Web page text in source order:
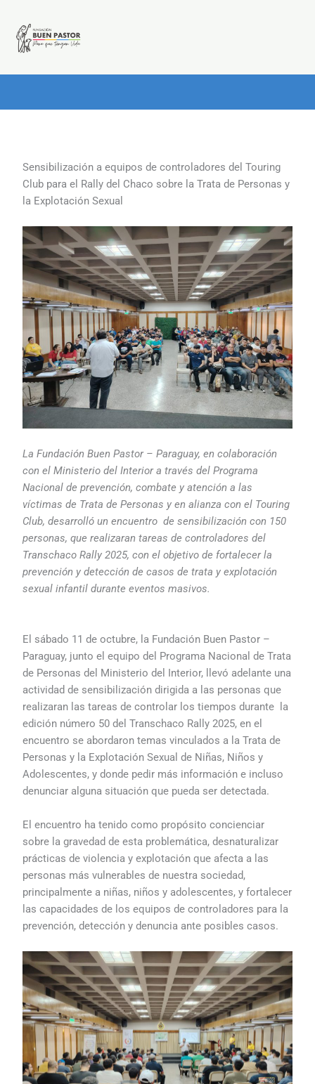
contenido
Sensibilización a equipos de controladores del Touring
Club para el Rally del Chaco sobre la Trata de Personas y
la Explotación Sexual
La Fundación Buen Pastor – Paraguay, en colaboración
con el Ministerio del Interior a través del Programa
Nacional de prevención, combate y atención a las
víctimas de Trata de Personas y en alianza con el Touring
Club, desarrolló un encuentro de sensibilización con 150
personas, que realizaran tareas de controladores del
Transchaco Rally 2025, con el objetivo de fortalecer la
prevención y detección de casos de trata y explotación
sexual infantil durante eventos masivos.
El sábado 11 de octubre, la Fundación Buen Pastor –
Paraguay, junto el equipo del Programa Nacional de Trata
de Personas del Ministerio del Interior, llevó adelante una
actividad de sensibilización dirigida a las personas que
realizaran las tareas de controlar los tiempos durante la
edición número 50 del Transchaco Rally 2025, en el
encuentro se abordaron temas vinculados a la Trata de
Personas y la Explotación Sexual de Niñas, Niños y
Adolescentes, y donde pedir más información e incluso
denunciar alguna situación que pueda ser detectada.
El encuentro ha tenido como propósito concienciar
sobre la gravedad de esta problemática, desnaturalizar
prácticas de violencia y explotación que afecta a las
personas más vulnerables de nuestra sociedad,
principalmente a niñas, niños y adolescentes, y fortalecer
las capacidades de los equipos de controladores para la
prevención, detección y denuncia ante posibles casos.